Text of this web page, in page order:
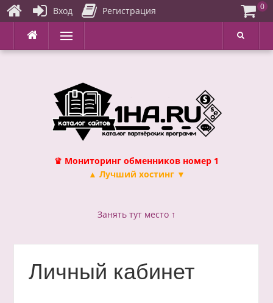
Перейти
содержимому
Меню
♛ Мониторинг обменников номер 1
▲ Лучший хостинг ▼
Занять тут место ↑
Личный кабинет
Вход Регистрация 0